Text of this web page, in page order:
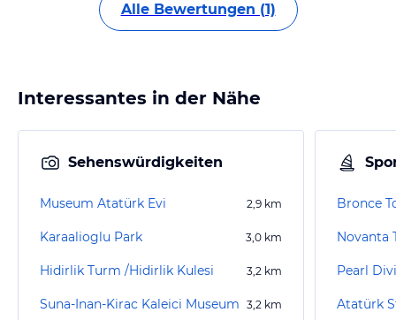
Alle Bewertungen (1)
Interessantes in der Nähe
Sehenswürdigkeiten
Museum Atatürk Evi 2,9 km
Karaalioglu Park 3,0 km
Hidirlik Turm /Hidirlik Kulesi 3,2 km
Suna-Inan-Kirac Kaleici Museum 3,2 km
Bronce
Novanta
Pearl
Atatürk